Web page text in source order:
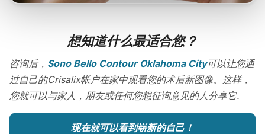
想知道什么最适合您？
咨询后， Sono Bello Contour Oklahoma City可以让您通
过自己的Crisalix帐户在家中观看您的术后新图像。这样，
您就可以与家人，朋友或任何您想征询意见的人分享它.
现在就可以看到崭新的自己！